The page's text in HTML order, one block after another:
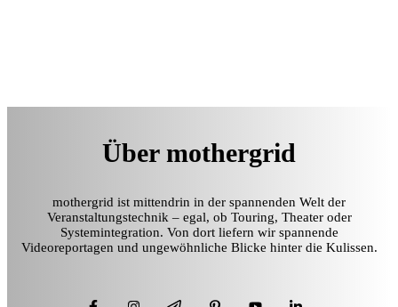
Über mothergrid
mothergrid ist mittendrin in der spannenden Welt der
Veranstaltungstechnik – egal, ob Touring, Theater oder
Systemintegration. Von dort liefern wir spannende
Videoreportagen und ungewöhnliche Blicke hinter die Kulissen.